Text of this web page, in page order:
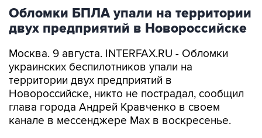
Обломки БПЛА упали на территории
двух предприятий в Новороссийске
Москва. 9 августа. INTERFAX.RU - Обломки
украинских беспилотников упали на
территории двух предприятий в
Новороссийске, никто не пострадал, сообщил
глава города Андрей Кравченко в своем
канале в мессенджере Max в воскресенье.